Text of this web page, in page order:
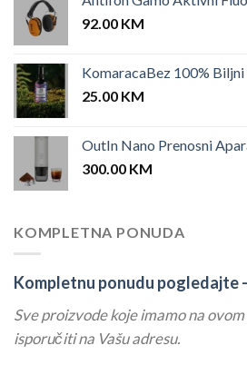
92.00 KM
KomaracaBez 100%
25.00 KM
OutIn Nano Prenosni
300.00 KM
KOMPLETNA PONUDA
Kompletnu ponudu pogledajte -
Sve proizvode koje imamo na
isporučiti na Vašu adresu.